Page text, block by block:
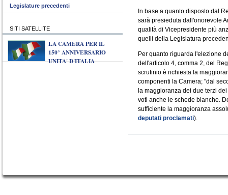
In base a quanto disposto dal
sarà presieduta dall'onorevole
qualità di Vicepresidente più
quelli della Legislatura
Per quanto riguarda l'elezione
dell'articolo 4, comma 2, del
scrutinio è richiesta la
componenti la Camera; "dal
la maggioranza dei due terzi
voti anche le schede bianche.
sufficiente la maggioranza
deputati proclamati).
Legislature precedenti
SITI SATELLITE
LA CAMERA PER IL
150° ANNIVERSARIO
UNITA' D'ITALIA